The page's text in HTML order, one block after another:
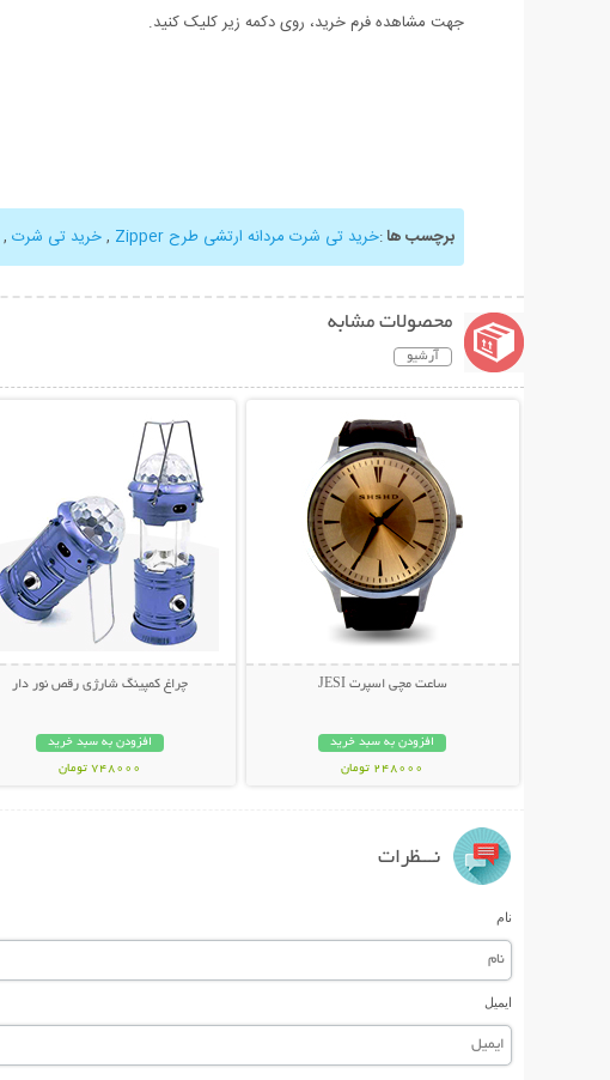
جهت مشاهده فرم خرید، روی دکمه زیر کلیک کنید.
برچسب ها:خرید تی شرت مردانه ارتشی طرح Zipper ,خرید تی شرت ,
محصولات مشابه
آرشیو
ساعت مچی اسپرت JESI
افزودن به سبد خرید
248000 تومان
چراغ کمپینگ شارژی رقص نور دار
افزودن به سبد خرید
748000 تومان
نـــظرات
نام
ایمیل